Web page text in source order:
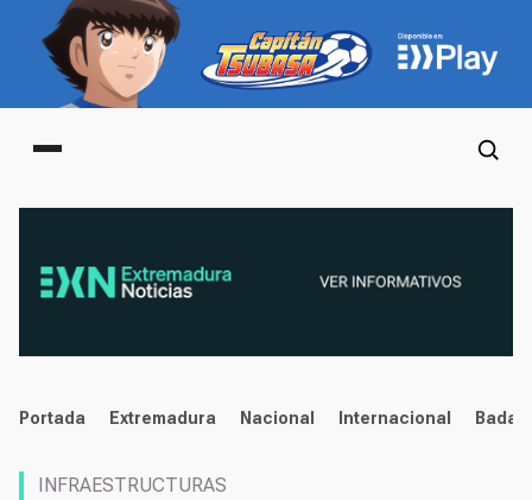
Main menu
noticias
Portada Extremadura Nacional Internacional
INFRAESTRUCTURAS